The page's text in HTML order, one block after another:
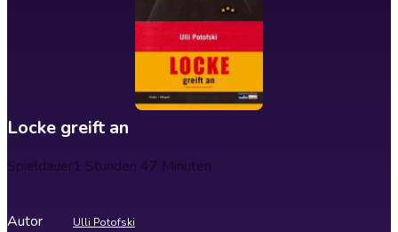
Locke greift an
Spieldauer1 Stunden 47 Minuten
Autor Ulli Potofski